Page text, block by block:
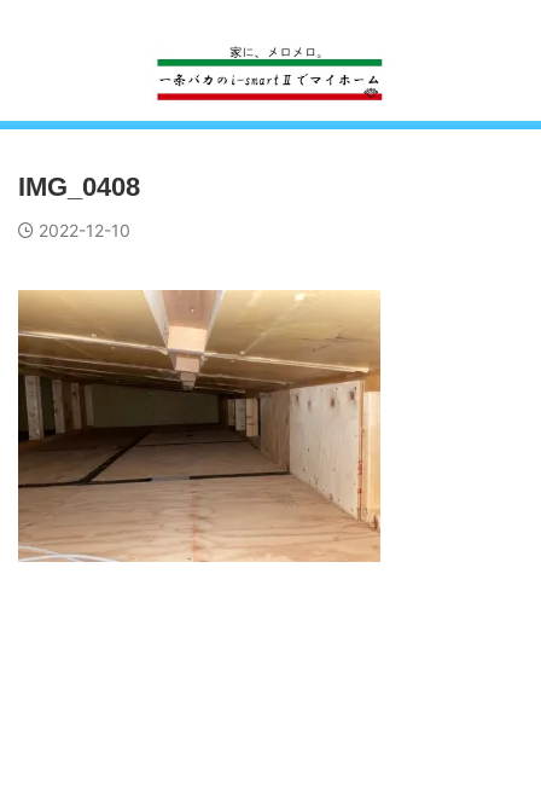
IMG_0408
2022-12-10